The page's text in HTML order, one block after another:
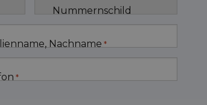
Nummernschild
Nachname *
*